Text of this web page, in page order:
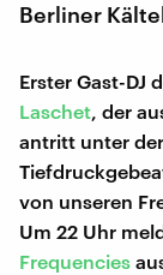
Berliner
Erster Gast-DJ
Laschet, der
antritt unter
von unseren
Um 22 Uhr
Frequencies